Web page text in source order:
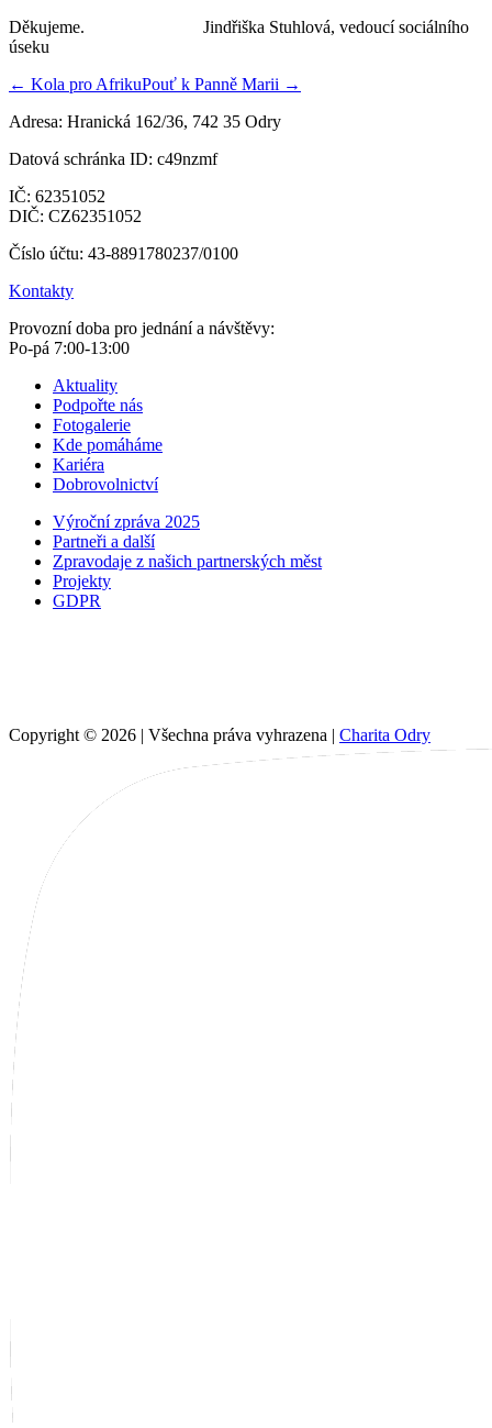
Děkujeme. Jindřiška Stuhlová, vedoucí sociálního
úseku
← Kola pro AfrikuPouť k Panně Marii →
Adresa: Hranická 162/36, 742 35 Odry
Datová schránka ID: c49nzmf
IČ: 62351052
DIČ: CZ62351052
Číslo účtu: 43-8891780237/0100
Kontakty
Provozní doba pro jednání a návštěvy:
Po-pá 7:00-13:00
Aktuality
Podpořte nás
Fotogalerie
Kde pomáháme
Kariéra
Dobrovolnictví
Výroční zpráva 2025
Partneři a další
Zpravodaje z našich partnerských měst
Projekty
GDPR
Copyright © 2026 | Všechna práva vyhrazena | Charita Odry